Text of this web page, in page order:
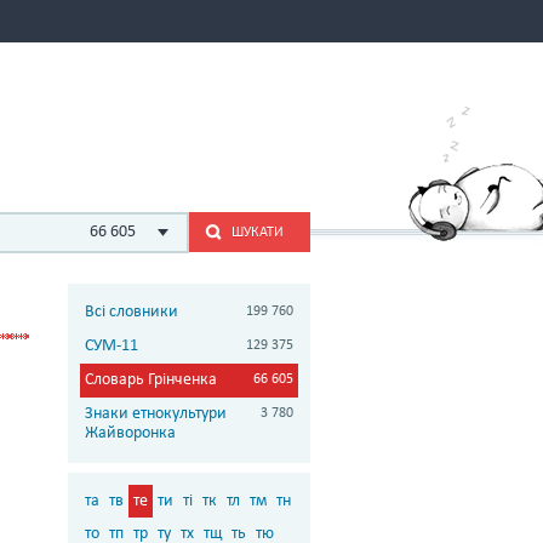
66 605 ШУКАТИ
Всі словники 199 760
СУМ-11 129 375
Словарь Грінченка 66 605
Знаки етнокультури
Жайворонка
3 780
та тв те ти ті тк тл тм тн
то тп тр ту тх тщ ть тю